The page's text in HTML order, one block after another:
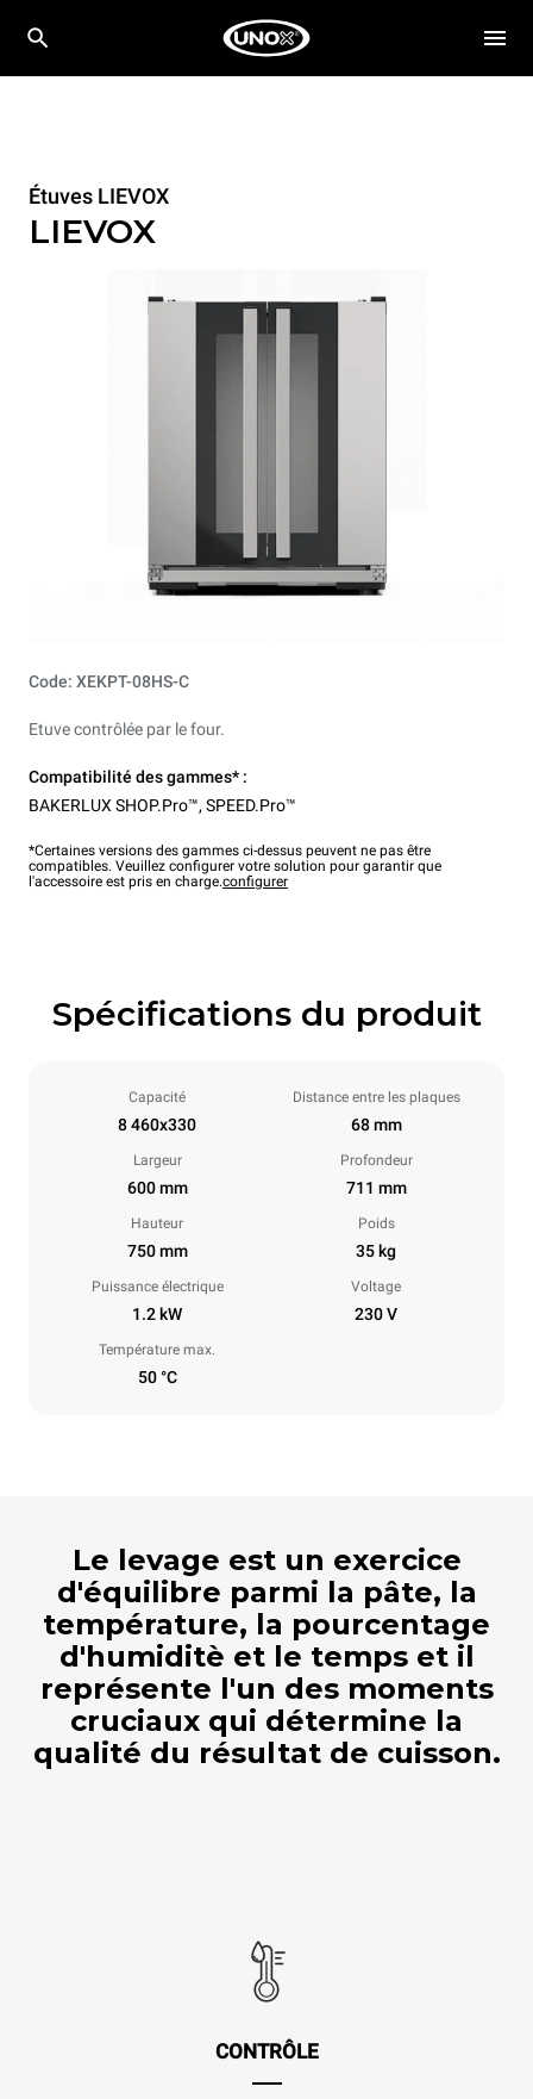
Étuves LIEVOX
LIEVOX
Code: XEKPT-08HS-C
Etuve contrôlée par le four.
Compatibilité des gammes* :
BAKERLUX SHOP.Pro™, SPEED.Pro™
*Certaines versions des gammes ci-dessus peuvent ne pas être
compatibles. Veuillez configurer votre solution pour garantir que
l'accessoire est pris en charge.configurer
Spécifications du produit
Capacité
8 460x330
Distance entre les plaques
68 mm
Largeur
600 mm
Profondeur
711 mm
Hauteur
750 mm
Poids
35 kg
Puissance électrique
1.2 kW
Voltage
230 V
Température max.
50 °C
Le levage est un exercice
d'équilibre parmi la pâte, la
température, la pourcentage
d'humiditè et le temps et il
représente l'un des moments
cruciaux qui détermine la
qualité du résultat de cuisson.
CONTRÔLE